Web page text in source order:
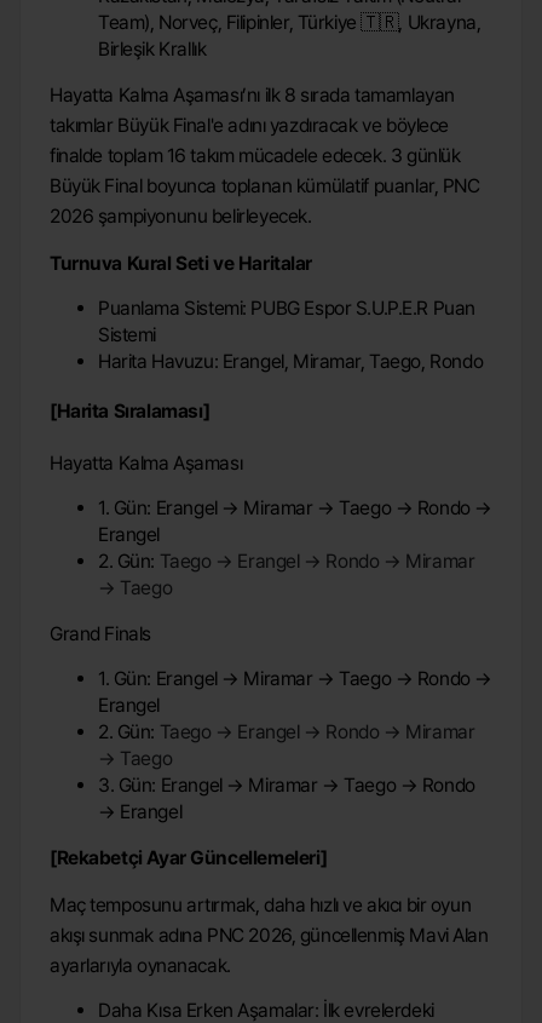
Team), Norveç, Filipinler, Türkiye 🇹🇷, Ukrayna,
Birleşik Krallık
Hayatta Kalma Aşaması’nı ilk 8 sırada tamamlayan
takımlar Büyük Final'e adını yazdıracak ve böylece
finalde toplam 16 takım mücadele edecek. 3 günlük
Büyük Final boyunca toplanan kümülatif puanlar, PNC
2026 şampiyonunu belirleyecek.
Turnuva Kural Seti ve Haritalar
Puanlama Sistemi: PUBG Espor S.U.P.E.R Puan
Sistemi
Harita Havuzu: Erangel, Miramar, Taego, Rondo
[Harita Sıralaması]
Hayatta Kalma Aşaması
1. Gün: Erangel → Miramar → Taego → Rondo →
Erangel
2. Gün: Taego → Erangel → Rondo → Miramar
→ Taego
Grand Finals
1. Gün: Erangel → Miramar → Taego → Rondo →
Erangel
2. Gün: Taego → Erangel → Rondo → Miramar
→ Taego
3. Gün: Erangel → Miramar → Taego → Rondo
→ Erangel
[Rekabetçi Ayar Güncellemeleri]
Maç temposunu artırmak, daha hızlı ve akıcı bir oyun
akışı sunmak adına PNC 2026, güncellenmiş Mavi Alan
ayarlarıyla oynanacak.
Daha Kısa Erken Aşamalar: İlk evrelerdeki